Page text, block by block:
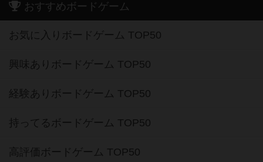
おすすめボードゲーム
お気に入りボードゲーム TOP50
興味ありボードゲーム TOP50
経験ありボードゲーム TOP50
持ってるボードゲーム TOP50
高評価ボードゲーム TOP50